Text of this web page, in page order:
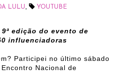
LULU, YOUTUBE
edição do evento de
influenciadoras
Participei no último sábado
Nacional de